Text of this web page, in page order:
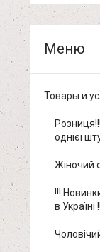
Товары и
однієї
Жіночий
!!!
в Україні